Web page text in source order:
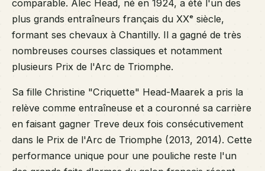
comparable. Alec Head, né en 1924, a été l'un des
plus grands entraîneurs français du XXᵉ siècle,
formant ses chevaux à Chantilly. Il a gagné de très
nombreuses courses classiques et notamment
plusieurs Prix de l'Arc de Triomphe.
Sa fille Christine "Criquette" Head-Maarek a pris la
relève comme entraîneuse et a couronné sa carrière
en faisant gagner Treve deux fois consécutivement
dans le Prix de l'Arc de Triomphe (2013, 2014). Cette
performance unique pour une pouliche reste l'un